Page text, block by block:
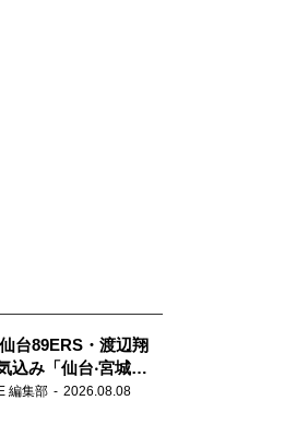
台89ERS・渡辺翔
込み「仙台‧宮城を
げていきたいです」
編集部 2026.08.08